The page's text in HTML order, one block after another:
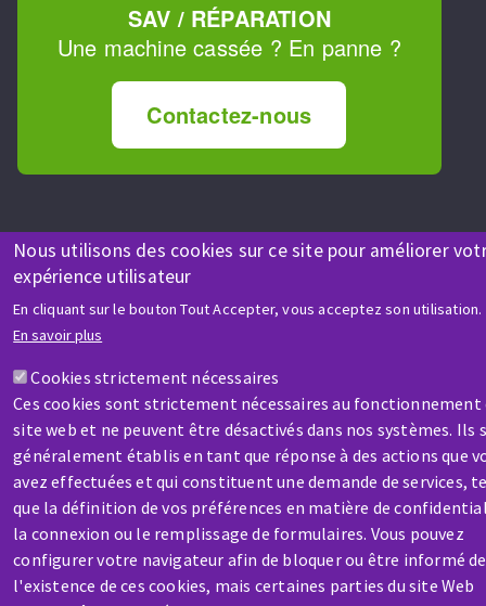
Nous utilisons des cookies sur ce site pour améliorer
expérience utilisateur
En cliquant sur le bouton Tout Accepter, vous acceptez son utilisation.
En savoir plus
Cookies strictement nécessaires
Ces cookies sont strictement nécessaires au fonctionnement
site web et ne peuvent être désactivés dans nos systèmes. Ils
généralement établis en tant que réponse à des actions que
avez effectuées et qui constituent une demande de services,
que la définition de vos préférences en matière de
la connexion ou le remplissage de formulaires. Vous pouvez
configurer votre navigateur afin de bloquer ou être informé de
l'existence de ces cookies, mais certaines parties du site Web
SAV / RÉPARATION
Une machine cassée ? En panne ?
Contactez-nous
Aller
au
contenu
principal